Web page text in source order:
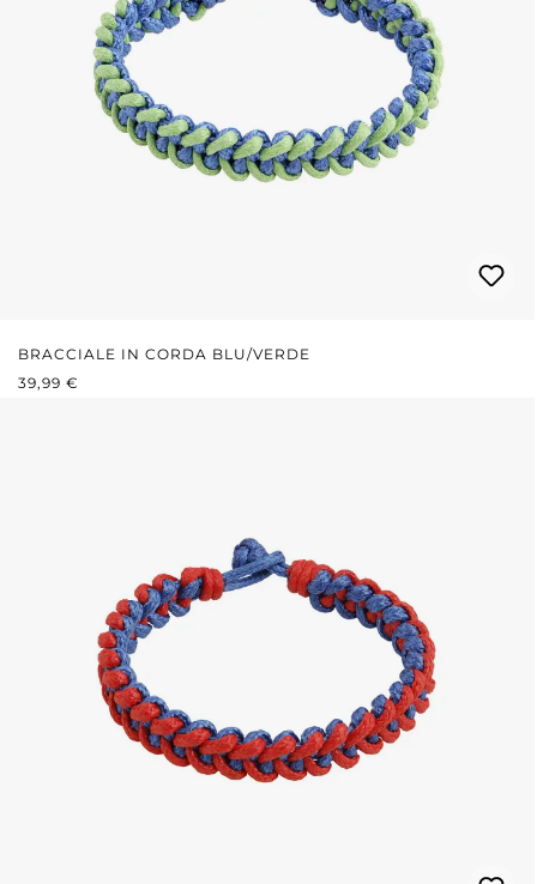
BRACCIALE IN CORDA BLU/VERDE
PREZZO NORMALE:
39,99 €